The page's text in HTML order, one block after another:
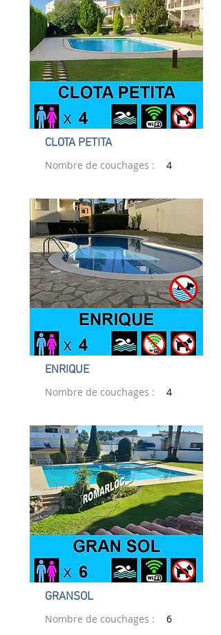
CLOTA PETITA
Nombre de couchages : 4
ENRIQUE
Nombre de couchages : 4
GRANSOL
Nombre de couchages : 6